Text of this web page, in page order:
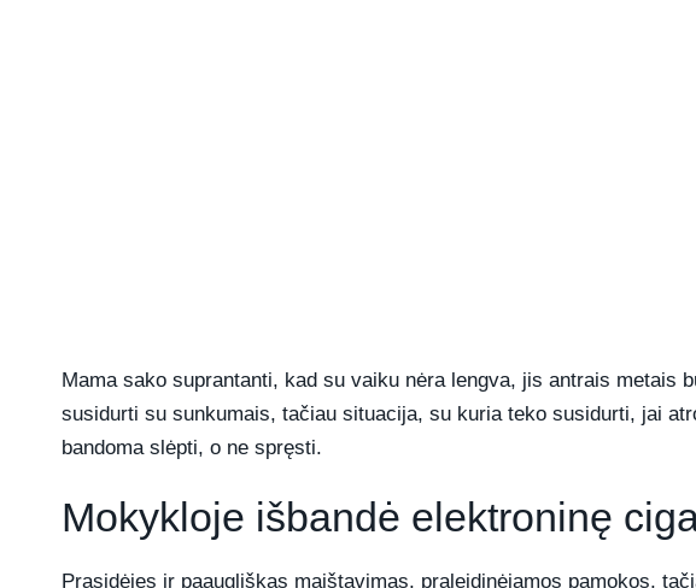
Mama sako suprantanti, kad su vaiku nėra lengva, jis antrais metais
susidurti su sunkumais, tačiau situacija, su kuria teko susidurti, jai
bandoma slėpti, o ne spręsti.
Mokykloje išbandė elektroninę
Prasidėjęs ir paaugliškas maištavimas, praleidinėjamos pamokos,